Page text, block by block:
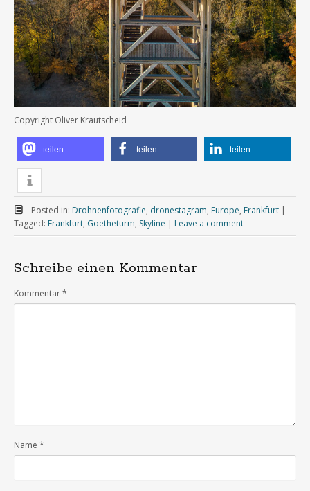
Copyright Oliver Krautscheid
teilen teilen teilen
Posted in: Drohnenfotografie, dronestagram, Europe, Frankfurt |
Tagged: Frankfurt, Goetheturm, Skyline | Leave a comment
Schreibe einen Kommentar
Kommentar*
Name *